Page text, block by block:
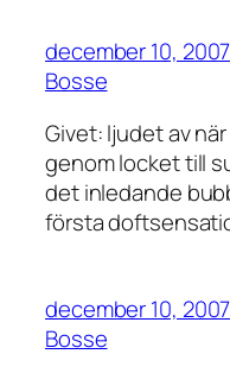
december 10, 2007
Bosse
Givet: ljudet av
genom locket till
det inledande
första
december 10, 2007
Bosse